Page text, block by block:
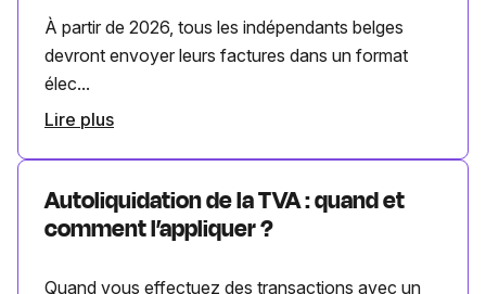
À partir de 2026, tous les indépendants belges
devront envoyer leurs factures dans un format
élec...
Lire plus
Autoliquidation de la TVA : quand et
comment l’appliquer ?
Quand vous effectuez des transactions avec un